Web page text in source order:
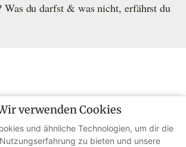
Was du darfst & was nicht, erfährst du
das Outdoor-E-Book Bundle 📚
Material für nur18,95 €statt 49,95 €
verwenden Cookies
und ähnliche Technologien, um dir die
zu bieten und unsere